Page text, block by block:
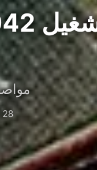
28 سبتمبر، 2021